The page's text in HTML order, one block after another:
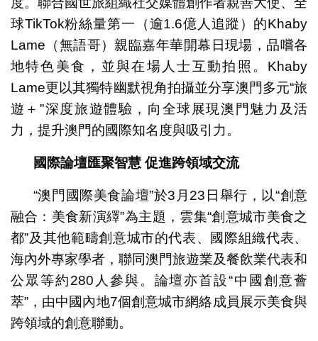
球TikTok粉絲量第一（逾1.6億人追蹤）的Khaby
Lame（無語哥）親臨嘉年華開幕日現場，品嚐各
地特色美食，並與在場人士互動拍照。Khaby
Lame更以其獨特幽默視角拍攝並分享澳門多元“旅
遊＋”深度旅遊體驗，向全球展現澳門魅力及活
力，提升澳門的國際知名度與吸引力。
國際論壇匯聚智慧 促進跨領域交流
“澳門國際美食論壇”於3月23日舉行，以“創意
融合：美食新演繹”為主題，雲集“創意城市美食之
都”及其他範疇創意城市的代表、國際組織代表、
海內外專家學者，聯同澳門旅遊業及餐飲業代表和
公眾等約280人參與。論壇亦首設“中國創意薈
萃”，由中國內地7個創意城市網絡成員展示美食與
跨領域的創意聯動。